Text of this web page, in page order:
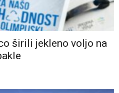
širili jekleno voljo na